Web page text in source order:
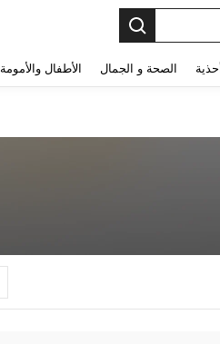
الصحة و الجمال الأطفال والأمومة